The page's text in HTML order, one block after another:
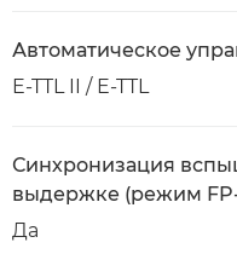
Автоматическое
E-TTL II / E-TTL
Синхронизация
выдержке (режим
Да